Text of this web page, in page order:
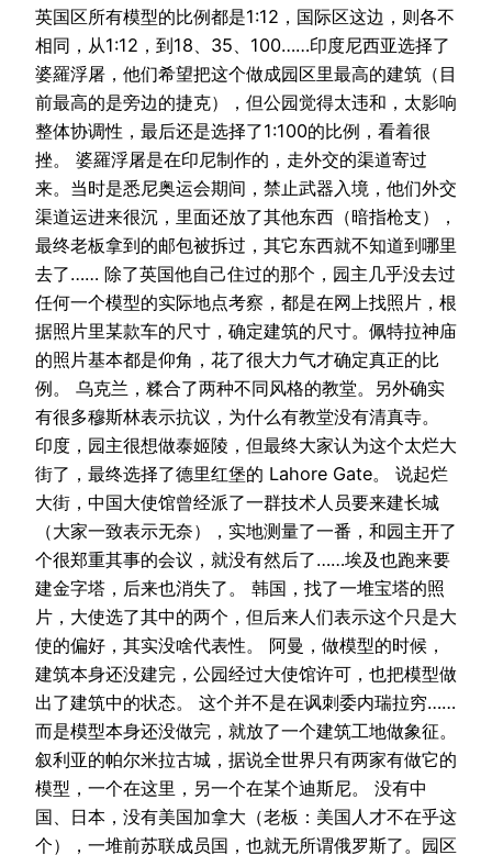
英国区所有模型的比例都是1:12，国际区这边，则各不
相同，从1:12，到18、35、100……印度尼西亚选择了
婆羅浮屠，他们希望把这个做成园区里最高的建筑（目
前最高的是旁边的捷克），但公园觉得太违和，太影响
整体协调性，最后还是选择了1:100的比例，看着很
挫。 婆羅浮屠是在印尼制作的，走外交的渠道寄过
来。当时是悉尼奥运会期间，禁止武器入境，他们外交
渠道运进来很沉，里面还放了其他东西（暗指枪支），
最终老板拿到的邮包被拆过，其它东西就不知道到哪里
去了…… 除了英国他自己住过的那个，园主几乎没去过
任何一个模型的实际地点考察，都是在网上找照片，根
据照片里某款车的尺寸，确定建筑的尺寸。佩特拉神庙
的照片基本都是仰角，花了很大力气才确定真正的比
例。 乌克兰，糅合了两种不同风格的教堂。另外确实
有很多穆斯林表示抗议，为什么有教堂没有清真寺。
印度，园主很想做泰姬陵，但最终大家认为这个太烂大
街了，最终选择了德里红堡的 Lahore Gate。 说起烂
大街，中国大使馆曾经派了一群技术人员要来建长城
（大家一致表示无奈），实地测量了一番，和园主开了
个很郑重其事的会议，就没有然后了……埃及也跑来要
建金字塔，后来也消失了。 韩国，找了一堆宝塔的照
片，大使选了其中的两个，但后来人们表示这个只是大
使的偏好，其实没啥代表性。 阿曼，做模型的时候，
建筑本身还没建完，公园经过大使馆许可，也把模型做
出了建筑中的状态。 这个并不是在讽刺委内瑞拉穷……
而是模型本身还没做完，就放了一个建筑工地做象征。
叙利亚的帕尔米拉古城，据说全世界只有两家有做它的
模型，一个在这里，另一个在某个迪斯尼。 没有中
国、日本，没有美国加拿大（老板：美国人才不在乎这
个），一堆前苏联成员国，也就无所谓俄罗斯了。园区